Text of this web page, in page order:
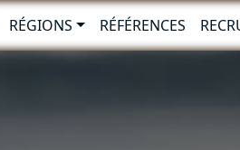
RÉGIONS RÉFÉRENCES